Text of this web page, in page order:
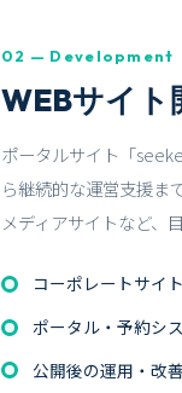
02 — Development
WEBサイト
ポータルサイト「
ら継続的な運営支援ま
メディアサイトなど、
コーポレートサイ
ポータル・予約シ
公開後の運用・改